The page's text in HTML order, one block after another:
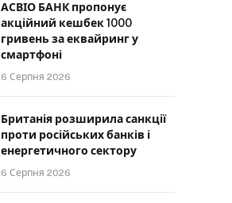
АСВІО БАНК пропонує
акційний кешбек 1000
гривень за еквайринг у
смартфоні
6 Серпня 2026
Британія розширила санкції
проти російських банків і
енергетичного сектору
6 Серпня 2026